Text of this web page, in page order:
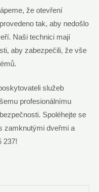
že otevření
tak, aby nedošlo
Naši technici mají
aby zabezpečili, že vše
služeb
profesionálnímu
Spoléhejte se
zamknutými dveřmi a
237!